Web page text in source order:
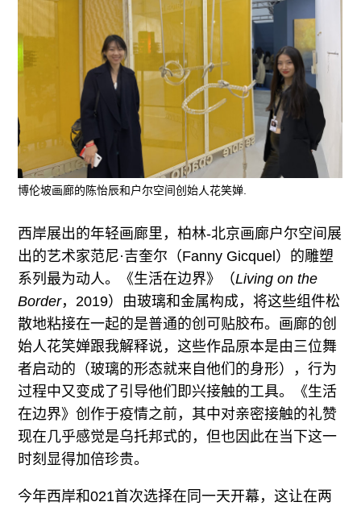
博伦坡画廊的陈怡辰和户尔空间创始人花笑婵.
西岸展出的年轻画廊里，柏林-北京画廊户尔空间展
出的艺术家范尼·吉奎尔（Fanny Gicquel）的雕塑
系列最为动人。《生活在边界》（Living on the
Border，2019）由玻璃和金属构成，将这些组件松
散地粘接在一起的是普通的创可贴胶布。画廊的创
始人花笑婵跟我解释说，这些作品原本是由三位舞
者启动的（玻璃的形态就来自他们的身形），行为
过程中又变成了引导他们即兴接触的工具。《生活
在边界》创作于疫情之前，其中对亲密接触的礼赞
现在几乎感觉是乌托邦式的，但也因此在当下这一
时刻显得加倍珍贵。
今年西岸和021首次选择在同一天开幕，这让在两